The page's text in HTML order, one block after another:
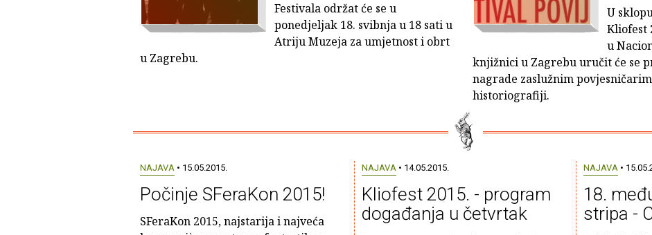
Festivala održat će se u
ponedjeljak 18. svibnja u 18 sati u
Atriju Muzeja za umjetnost i obrt
u Zagrebu.
U
Kliofest
u
knjižnici u Zagrebu uručit će se
nagrade zaslužnim
historiografiji.
NAJAVA• 15.05.2015.
Počinje SFeraKon 2015!
SFeraKon 2015, najstarija i najveća
NAJAVA• 14.05.2015.
Kliofest 2015. - program
događanja u četvrtak
NAJAVA•
18.
stripa -